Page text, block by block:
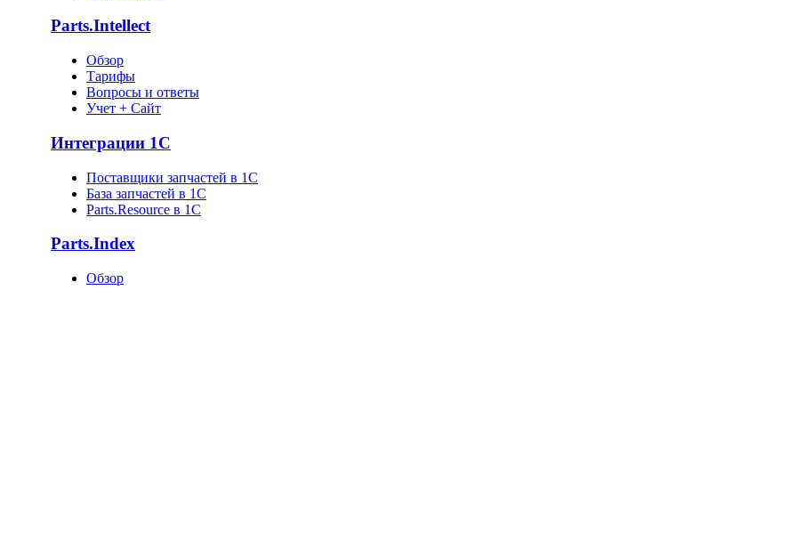
Parts.Intellect
Обзор
Тарифы
Вопросы и ответы
Учет + Сайт
Интеграции 1С
Поставщики запчастей в 1C
База запчастей в 1С
Parts.Resource в 1C
Parts.Index
Обзор